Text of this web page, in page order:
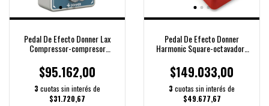
Pedal De Efecto Donner Lax
Compressor-compresor
$95.162,00
3 cuotas sin interés de
$31.720,67
Pedal De Efecto Donner
Harmonic Square-octavador-
$149.033,00
3 cuotas sin interés de
$49.677,67